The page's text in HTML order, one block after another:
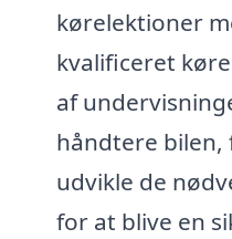
kørelektioner
kvalificeret
af
håndtere
udvikle de
for at blive en